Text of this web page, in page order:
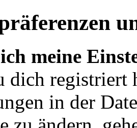
meine
dich registriert
in der